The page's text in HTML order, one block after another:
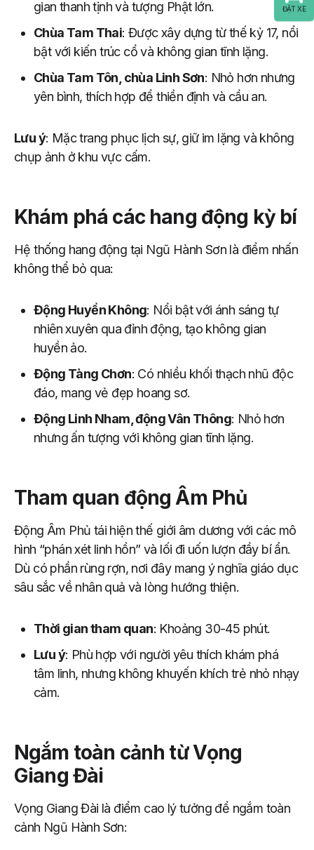
gian thanh tịnh và tượng Phật lớn.
Chùa Tam Thai: Được xây dựng từ thế kỷ 17, nổi
bật với kiến trúc cổ và không gian tĩnh lặng.
Chùa Tam Tôn, chùa Linh Sơn: Nhỏ hơn nhưng
yên bình, thích hợp để thiền định và cầu an.
Lưu ý: Mặc trang phục lịch sự, giữ im lặng và không
chụp ảnh ở khu vực cấm.
Khám phá các hang động kỳ bí
Hệ thống hang động tại Ngũ Hành Sơn là điểm nhấn
không thể bỏ qua:
Động Huyền Không: Nổi bật với ánh sáng tự
nhiên xuyên qua đỉnh động, tạo không gian
huyền ảo.
Động Tàng Chơn: Có nhiều khối thạch nhũ độc
đáo, mang vẻ đẹp hoang sơ.
Động Linh Nham, động Vân Thông: Nhỏ hơn
nhưng ấn tượng với không gian tĩnh lặng.
Tham quan động Âm Phủ
Động Âm Phủ tái hiện thế giới âm dương với các mô
hình “phán xét linh hồn” và lối đi uốn lượn đầy bí ẩn.
Dù có phần rùng rợn, nơi đây mang ý nghĩa giáo dục
sâu sắc về nhân quả và lòng hướng thiện.
Thời gian tham quan: Khoảng 30-45 phút.
Lưu ý: Phù hợp với người yêu thích khám phá
tâm linh, nhưng không khuyến khích trẻ nhỏ nhạy
cảm.
Ngắm toàn cảnh từ Vọng
Giang Đài
Vọng Giang Đài là điểm cao lý tưởng để ngắm toàn
cảnh Ngũ Hành Sơn:
ĐẶT XE